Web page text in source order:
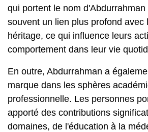
qui portent le nom
souvent un lien plus profond avec
héritage, ce qui influence leurs
comportement dans leur vie
En outre, Abdurrahman a
marque dans les sphères
professionnelle. Les personnes
apporté des contributions
domaines, de l'éducation à la